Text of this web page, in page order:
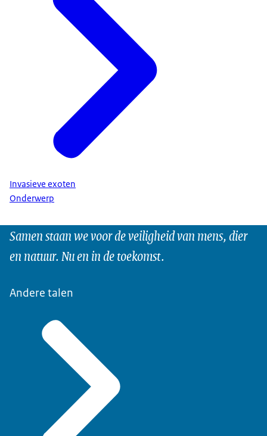
Invasieve exoten
Onderwerp
Samen staan we voor de veiligheid van mens, dier
en natuur. Nu en in de toekomst.
Andere talen